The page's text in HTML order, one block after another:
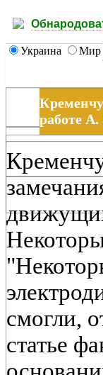
Украина Мир
работе
смогли,
статье